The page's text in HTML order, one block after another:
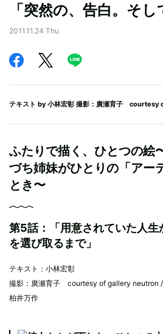
「突然の、告白。そし
2011.11.24 Thu
テキスト by 小林宏彰 撮影：廣瀬育子 courtesy
ふたりで描く、ひとつの絵
づち姉妹がひとりの「アー
とき〜
第5話：「用意されていた人生
を選び取るまで」
テキスト：小林宏彰
撮影：廣瀬育子 courtesy of gallery neutron /
柏井万作